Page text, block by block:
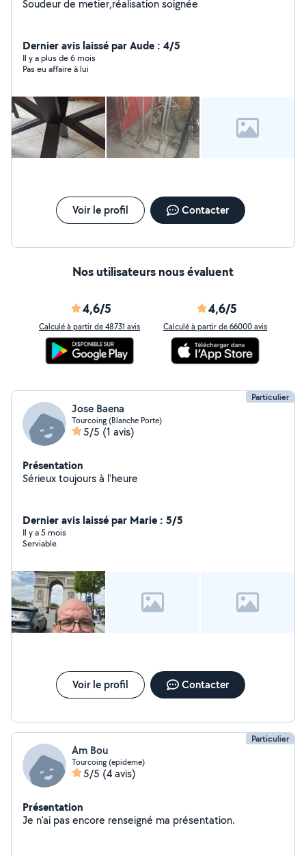
Soudeur de metier,réalisation soignée
Dernier avis laissé par Aude : 4/5
Il y a plus de 6 mois
Pas eu affaire à lui
Voir le profil Contacter
Nos utilisateurs nous évaluent
4,6/5
Calculé à partir de 48731 avis
4,6/5
Calculé à partir de 66000 avis
Particulier
Jose Baena
Tourcoing (Blanche Porte)
5/5 (1 avis)
Présentation
Sérieux toujours à l'heure
Dernier avis laissé par Marie : 5/5
Il y a 5 mois
Serviable
Voir le profil Contacter
Particulier
Am Bou
Tourcoing (epideme)
5/5 (4 avis)
Présentation
Je n'ai pas encore renseigné ma présentation.